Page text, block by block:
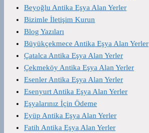
Beyoğlu Antika Eşya Alan Yerler
Bizimle İletişim Kurun
Blog Yazıları
Büyükçekmece Antika Eşya Alan Yerler
Çatalca Antika Eşya Alan Yerler
Çekmeköy Antika Eşya Alan Yerler
Esenler Antika Eşya Alan Yerler
Esenyurt Antika Eşya Alan Yerler
Eşyalarınız İçin Ödeme
Eyüp Antika Eşya Alan Yerler
Fatih Antika Eşya Alan Yerler